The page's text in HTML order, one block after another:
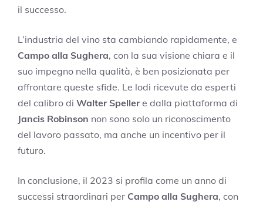
il successo.
L’industria del vino sta cambiando rapidamente, e
Campo alla Sughera, con la sua visione chiara e il
suo impegno nella qualità, è ben posizionata per
affrontare queste sfide. Le lodi ricevute da esperti
del calibro di Walter Spellere dalla piattaforma di
Jancis Robinson non sono solo un riconoscimento
del lavoro passato, ma anche un incentivo per il
futuro.
In conclusione, il 2023 si profila come un anno di
successi straordinari per Campo alla Sughera, con